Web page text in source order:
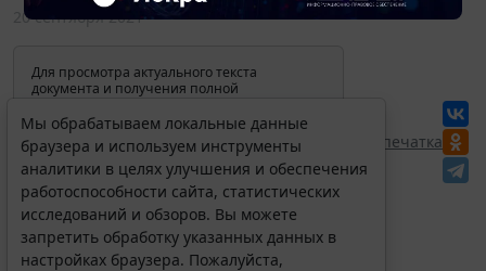
20 сентября 2021
Для просмотра актуального текста
документа и получения полной
изменениях и порядке применения
документа, воспользуйтесь поиском в
Интернет-версии системы ГАРАНТ:
Перепечатка
Мы обрабатываем локальные данные
браузера и используем инструменты
аналитики в целях улучшения и обеспечения
работоспособности сайта, статистических
исследований и обзоров. Вы можете
запретить обработку указанных данных в
настройках браузера. Пожалуйста,